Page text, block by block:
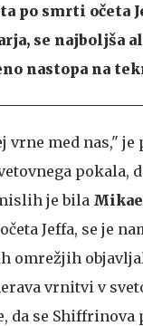
po smrti očeta
se najboljša
nastopa na
vrne med nas,"
pokala,
je bila
Jeffa, se je
omrežjih
vrnitvi v
da se Shiffrinova